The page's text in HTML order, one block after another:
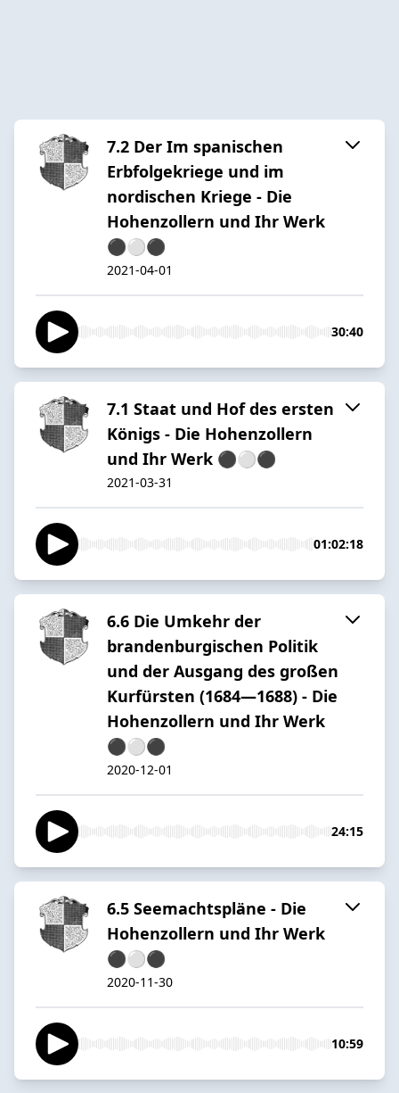
7.2 Der Im spanischen
Erbfolgekriege und im
nordischen Kriege - Die
Hohenzollern und Ihr Werk
⚫️⚪️⚫️
2021-04-01
30:40
7.1 Staat und Hof des ersten
Königs - Die Hohenzollern
und Ihr Werk ⚫️⚪️⚫️
2021-03-31
01:02:18
6.6 Die Umkehr der
brandenburgischen Politik
und der Ausgang des großen
Kurfürsten (1684—1688) - Die
Hohenzollern und Ihr Werk
⚫️⚪️⚫️
2020-12-01
24:15
6.5 Seemachtspläne - Die
Hohenzollern und Ihr Werk
⚫️⚪️⚫️
2020-11-30
10:59